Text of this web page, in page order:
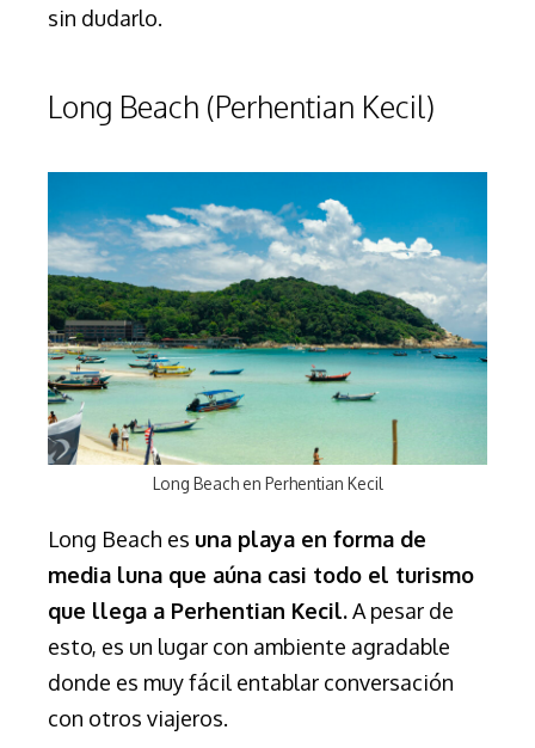
sin dudarlo.
Long Beach (Perhentian Kecil)
Long Beach en Perhentian Kecil
Long Beach es una playa en forma de
media luna que aúna casi todo el turismo
que llega a Perhentian Kecil.A pesar de
esto, es un lugar con ambiente agradable
donde es muy fácil entablar conversación
con otros viajeros.